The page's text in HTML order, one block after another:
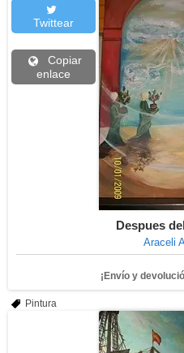
Twittear
Copiar
enlace
Despues
Araceli
¡Envío y
Pintura